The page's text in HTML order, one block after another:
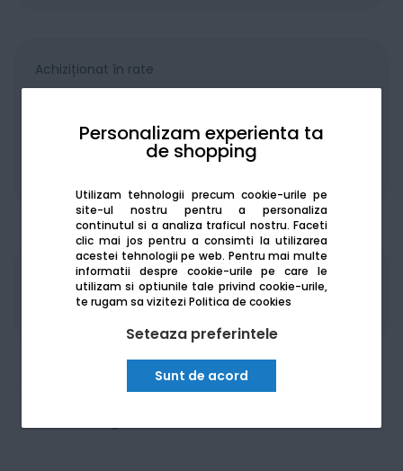
Personalizam experienta ta
de shopping
Utilizam tehnologii precum cookie-urile pe
site-ul nostru pentru a personaliza
continutul si a analiza traficul nostru. Faceti
clic mai jos pentru a consimti la utilizarea
acestei tehnologii pe web. Pentru mai multe
informatii despre cookie-urile pe care le
utilizam si optiunile tale privind cookie-urile,
te rugam sa viziteziPolitica de cookies
Seteaza preferintele
Sunt de acord
Achiziționat în rate
Produsele sunt disponibile pe platforma de
achizitii publiceSEAP/SICAP